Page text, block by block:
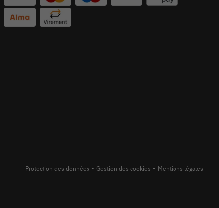
Protection des données - Gestion des cookies - Mentions légales